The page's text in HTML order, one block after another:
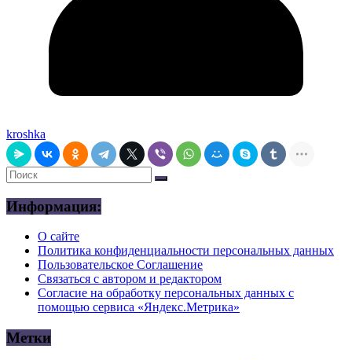
kroshka
Информация:
О сайте
Политика конфиденциальности персональных данных
Пользовательское Соглашение
Связаться с автором и редактором
Согласие на обработку персональных данных с
помощью сервиса «Яндекс.Метрика»
Метки